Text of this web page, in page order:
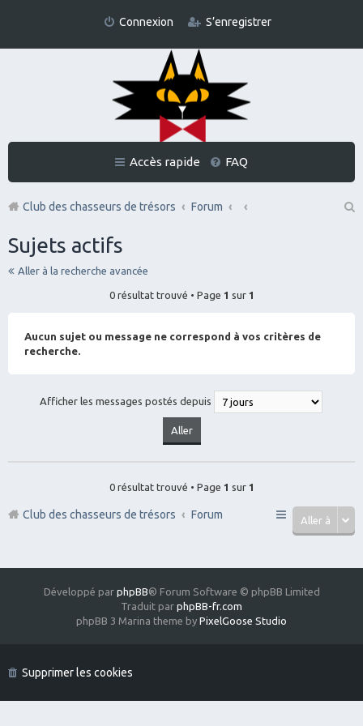
Connexion S’enregistrer
Accès rapide FAQ
Club des chasseurs de trésors
Forum
Sujets actifs
Aller à la recherche avancée
0 résultat trouvé • Page 1 sur 1
Aucun sujet ou message ne correspond à vos critères de
recherche.
Afficher les messages postés depuis
0 résultat trouvé • Page 1 sur 1
Aller à
Club des chasseurs de trésors Forum
Développé par phpBB® Forum Software © phpBB Limited
Traduit par phpBB-fr.com
phpBB 3 Marina theme by PixelGoose Studio
Supprimer les cookies